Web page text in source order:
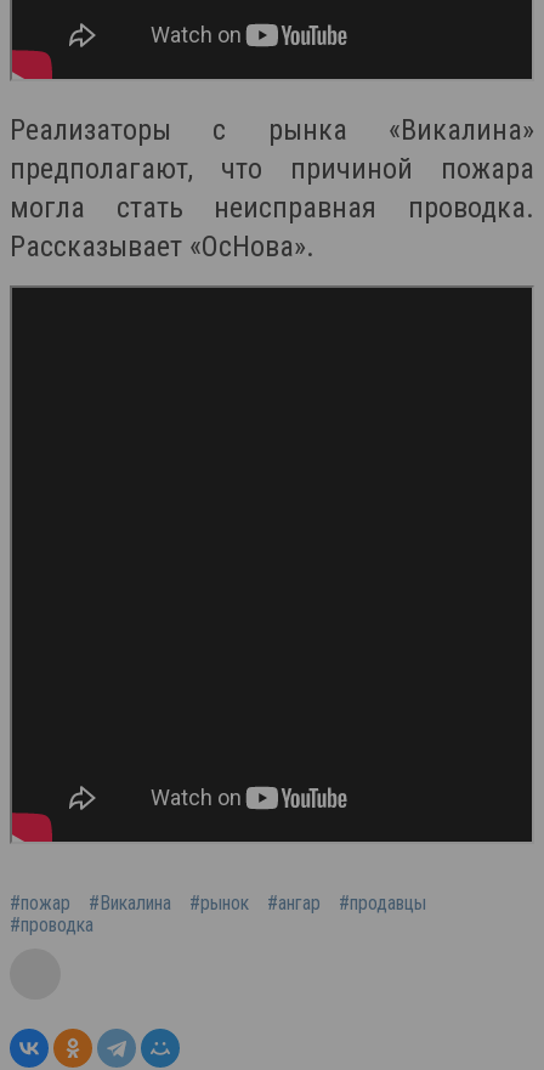
Реализаторы с рынка «Викалина»
предполагают, что причиной пожара
могла стать неисправная проводка.
Рассказывает «ОсНова».
#пожар #Викалина #рынок #ангар
#продавцы
#проводка